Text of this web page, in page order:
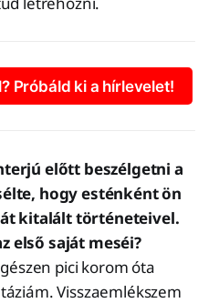
Próbáld ki a hírlevelet!
előtt beszélgetni a
hogy esténként ön
kitalált történeteivel.
első saját meséi?
pici korom óta
Visszaemlékszem